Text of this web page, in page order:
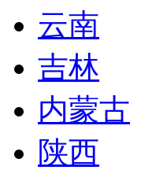
云南
吉林
内蒙古
陕西